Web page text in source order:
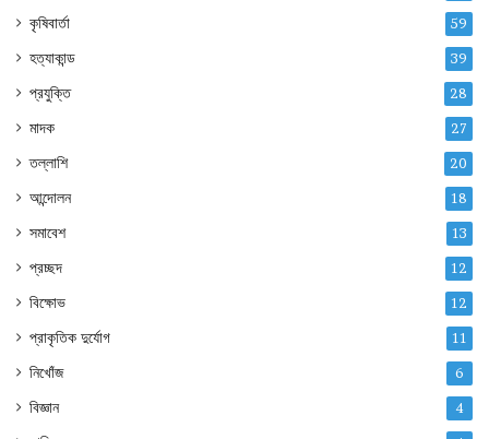
কৃষিবার্তা 59
হত্যাকান্ড 39
প্রযুক্তি 28
মাদক 27
তল্লাশি 20
আন্দোলন 18
সমাবেশ 13
প্রচ্ছদ 12
বিক্ষোভ 12
প্রাকৃতিক দুর্যোগ 11
নিখোঁজ 6
বিজ্ঞান 4